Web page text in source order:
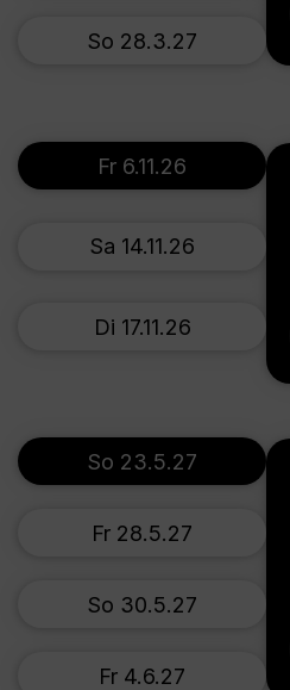
So 28.3.27
Fr 6.11.26
Sa 14.11.26
Di 17.11.26
So 23.5.27
Fr 28.5.27
So 30.5.27
Fr 4.6.27